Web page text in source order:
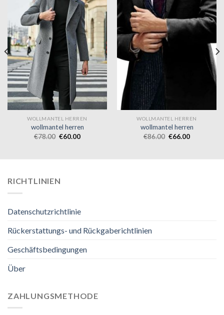
WOLLMANTEL HERREN
wollmantel herren
€78.00 €60.00
WOLLMANTEL HERREN
wollmantel herren
€86.00 €66.00
RICHTLINIEN
Datenschutzrichtlinie
Rückerstattungs- und Rückgaberichtlinien
Geschäftsbedingungen
Über
ZAHLUNGSMETHODE